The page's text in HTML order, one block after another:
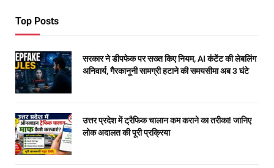
Top Posts
सरकार ने डीपफेक पर सख्त किए नियम, AI कंटेंट की लेबलिंग
अनिवार्य, गैरकानूनी सामग्री हटाने की समयसीमा अब 3 घंटे
उत्तर प्रदेश में ट्रैफिक चालान कम कराने का तरीका! जानिए
लोक अदालत की पूरी प्रक्रिया